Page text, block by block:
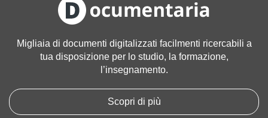
Migliaia di documenti digitalizzati facilmenti ricercabili a
tua disposizione per lo studio, la formazione,
l’insegnamento.
Scopri di più